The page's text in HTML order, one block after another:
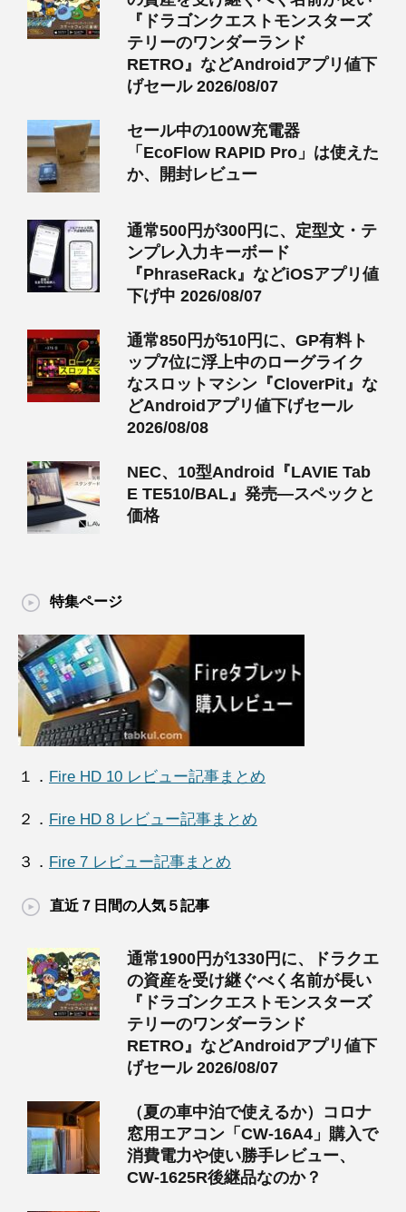
『ドラゴンクエストモンスターズ
テリーのワンダーランド
RETRO』などAndroidアプリ値下
げセール 2026/08/07
セール中の100W充電器
「EcoFlow RAPID Pro」は使えた
か、開封レビュー
通常500円が300円に、定型文・テ
ンプレ入力キーボード
『PhraseRack』などiOSアプリ値
下げ中 2026/08/07
通常850円が510円に、GP有料ト
ップ7位に浮上中のローグライク
なスロットマシン『CloverPit』な
どAndroidアプリ値下げセール
2026/08/08
NEC、10型Android『LAVIE Tab
E TE510/BAL』発売―スペックと
価格
特集ページ
１． Fire HD 10 レビュー記事まとめ
２． Fire HD 8 レビュー記事まとめ
３． Fire 7 レビュー記事まとめ
直近７日間の人気５記事
通常1900円が1330円に、ドラクエ
の資産を受け継ぐべく名前が長い
『ドラゴンクエストモンスターズ
テリーのワンダーランド
RETRO』などAndroidアプリ値下
げセール 2026/08/07
（夏の車中泊で使えるか）コロナ
窓用エアコン「CW-16A4」購入で
消費電力や使い勝手レビュー、
CW-1625R後継品なのか？